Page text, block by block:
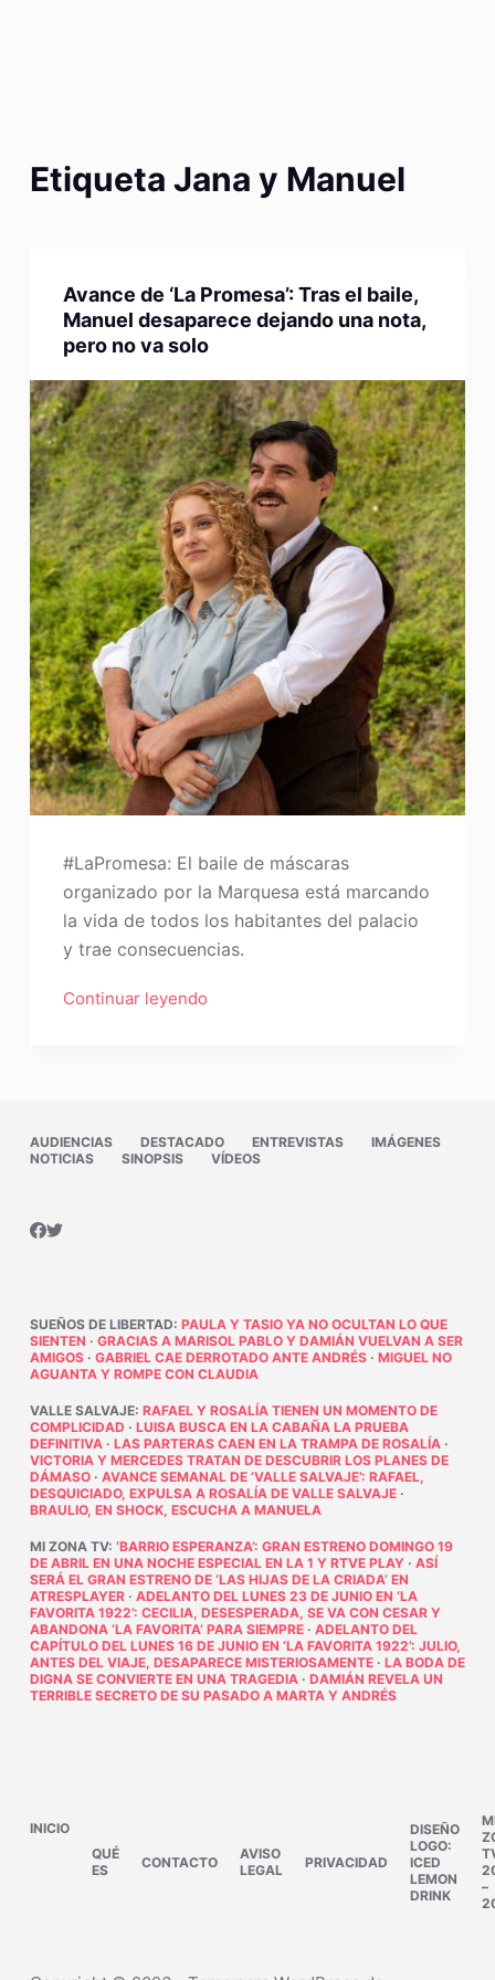
Etiqueta Jana y Manuel
Avance de ‘La Promesa’: Tras el baile,
Manuel desaparece dejando una nota,
pero no va solo
#LaPromesa: El baile de máscaras
organizado por la Marquesa está marcando
la vida de todos los habitantes del palacio
y trae consecuencias.
Continuar leyendo
AUDIENCIAS DESTACADO ENTREVISTAS
IMÁGENES
NOTICIAS
SINOPSIS VÍDEOS
SUEÑOS DE LIBERTAD: PAULA Y TASIO YA NO OCULTAN LO QUE
SIENTEN · GRACIAS A MARISOL PABLO Y DAMIÁN VUELVAN A SER
AMIGOS· GABRIEL CAE DERROTADO ANTE ANDRÉS· MIGUEL NO
AGUANTA Y ROMPE CON CLAUDIA
VALLE SALVAJE: RAFAEL Y ROSALÍA TIENEN UN MOMENTO DE
COMPLICIDAD · LUISA BUSCA EN LA CABAÑA LA PRUEBA
DEFINITIVA· LAS PARTERAS CAEN EN LA TRAMPA DE ROSALÍA·
VICTORIA Y MERCEDES TRATAN DE DESCUBRIR LOS PLANES DE
DÁMASO· AVANCE SEMANAL DE ‘VALLE SALVAJE’: RAFAEL,
DESQUICIADO, EXPULSA A ROSALÍA DE VALLE SALVAJE·
BRAULIO, EN SHOCK, ESCUCHA A MANUELA
MI ZONA TV: ‘BARRIO ESPERANZA’: GRAN ESTRENO DOMINGO 19
DE ABRIL EN UNA NOCHE ESPECIAL EN LA 1 Y RTVE PLAY· ASÍ
SERÁ EL GRAN ESTRENO DE ‘LAS HIJAS DE LA CRIADA’ EN
ATRESPLAYER· ADELANTO DEL LUNES 23 DE JUNIO EN ‘LA
FAVORITA 1922’: CECILIA, DESESPERADA, SE VA CON CESAR Y
ABANDONA ‘LA FAVORITA’ PARA SIEMPRE· ADELANTO DEL
CAPÍTULO DEL LUNES 16 DE JUNIO EN ‘LA FAVORITA 1922’: JULIO,
ANTES DEL VIAJE, DESAPARECE MISTERIOSAMENTE· LA BODA DE
DIGNA SE CONVIERTE EN UNA TRAGEDIA· DAMIÁN REVELA UN
TERRIBLE SECRETO DE SU PASADO A MARTA Y ANDRÉS
INICIO
QUÉ
ES
CONTACTO
AVISO
LEGAL
PRIVACIDAD
DISEÑO
LOGO:
ICED
LEMON
DRINK
–